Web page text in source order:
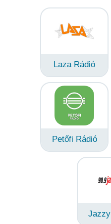
Laza Rádió
Petőfi Rádió